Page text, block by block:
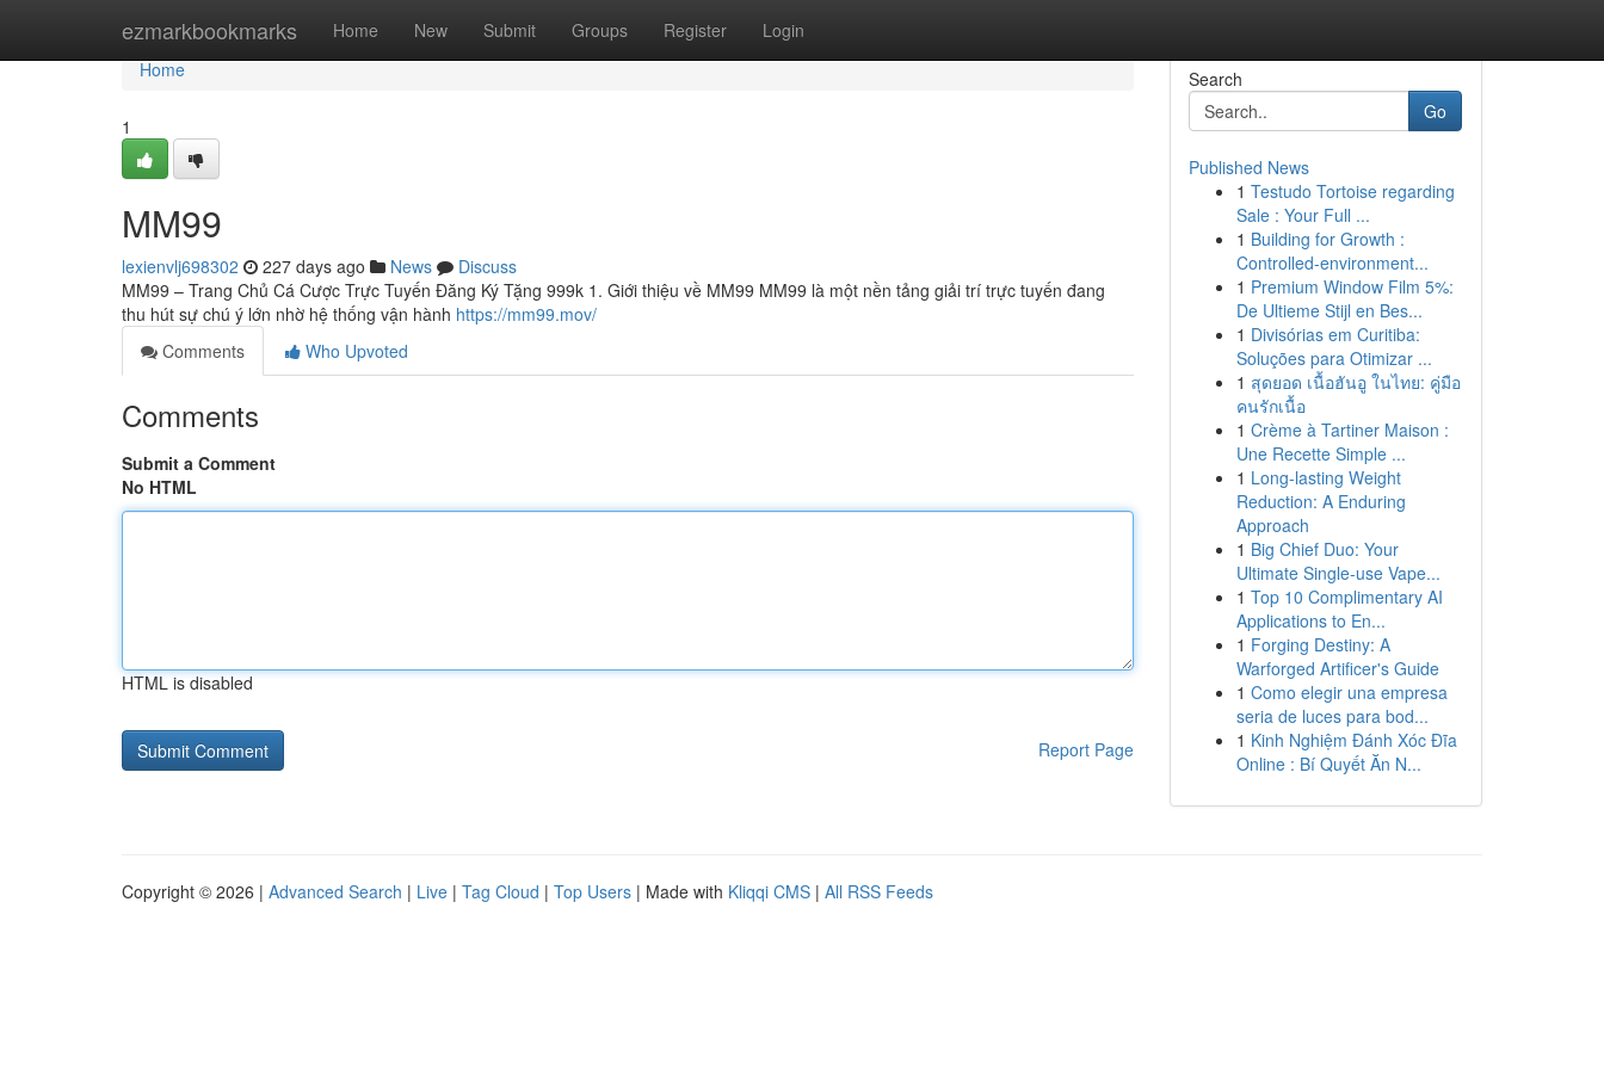
ezmarkbookmarks Home New Submit Groups Register Login
Home
Home
1
MM99
lexienvlj698302 227 days ago News
Discuss
MM99 – Trang Chủ Cá Cược Trực Tuyến Đăng Ký Tặng 999k 1. Giới thiệu về MM99 MM99 là một nền tảng giải trí trực tuyến đang
thu hút sự chú ý lớn nhờ hệ thống vận hành https://mm99.mov/
Comments
Who Upvoted
Comments
Submit a Comment
No HTML
HTML is disabled
Report Page
Search
Go
Published News
1 Testudo Tortoise regarding
Sale : Your Full ...
1 Building for Growth :
Controlled-environment...
1 Premium Window Film 5%:
De Ultieme Stijl en Bes...
1 Divisórias em Curitiba:
Soluções para Otimizar ...
1 สุดยอด เนื้อฮันอู ในไทย: คู่มือ
คนรักเนื้อ
1 Crème à Tartiner Maison :
Une Recette Simple ...
1 Long-lasting Weight
Reduction: A Enduring
Approach
1 Big Chief Duo: Your
Ultimate Single-use Vape...
1 Top 10 Complimentary AI
Applications to En...
1 Forging Destiny: A
Warforged Artificer's Guide
1 Como elegir una empresa
seria de luces para bod...
1 Kinh Nghiệm Đánh Xóc Đĩa
Online : Bí Quyết Ăn N...
Copyright © 2026 | Advanced Search | Live | Tag Cloud | Top Users | Made with Kliqqi CMS | All RSS Feeds